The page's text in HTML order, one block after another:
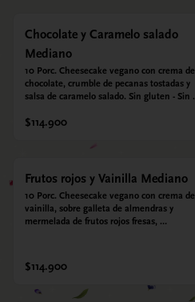
Chocolate y Caramelo salado
Mediano
10 Porc. Cheesecake vegano con crema de
chocolate, crumble de pecanas tostadas y
salsa de caramelo salado. Sin gluten - Sin
$114.900
Frutos rojos y Vainilla Mediano
10 Porc. Cheesecake vegano con crema de
vainilla, sobre galleta de almendras y
mermelada de frutos rojos fresas,
$114.900